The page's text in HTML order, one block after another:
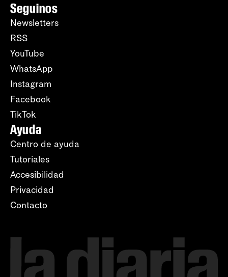
Seguinos
Newsletters
RSS
YouTube
WhatsApp
Instagram
Facebook
TikTok
Ayuda
Centro de ayuda
Tutoriales
Accesibilidad
Privacidad
Contacto